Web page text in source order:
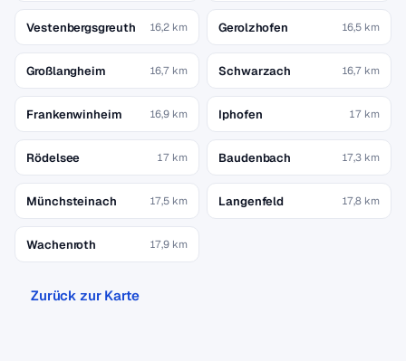
Vestenbergsgreuth 16,2 km Gerolzhofen 16,5 km
Großlangheim 16,7 km Schwarzach 16,7 km
Frankenwinheim 16,9 km Iphofen 17 km
Rödelsee 17 km Baudenbach 17,3 km
Münchsteinach 17,5 km Langenfeld 17,8 km
Wachenroth 17,9 km
Zurück zur Karte